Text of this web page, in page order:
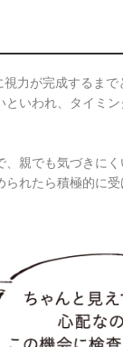
力が完成するまで
いわれ、タイミ
親でも気づきに
れたら積極的に受